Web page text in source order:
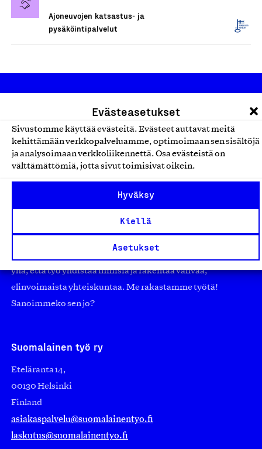
Evästeasetukset
Sivustomme käyttää evästeitä. Evästeet auttavat meitä
kehittämään verkkopalveluamme, optimoimaan sen sisältöjä
ja analysoimaan verkkoliikennettä. Osa evästeistä on
välttämättömiä, jotta sivut toimisivat oikein.
Hyväksy
Kiellä
Asetukset
Ajoneuvojen katsastus- ja
pysäköintipalvelut
Olemme jäsentemme omistama puolueeton,
työmarkkinajärjestöistä riippumaton yhdistys.
suuryrityksiin. Meidät on perustettu yli 100 vuotta sitten
yhä, että työ yhdistää ihmisiä ja rakentaa vahvaa,
elinvoimaista yhteiskuntaa. Me rakastamme työtä!
Sanoimmeko sen jo?
Suomalainen työ ry
Eteläranta 14,
00130 Helsinki
Finland
asiakaspalvelu@suomalainentyo.fi
laskutus@suomalainentyo.fi